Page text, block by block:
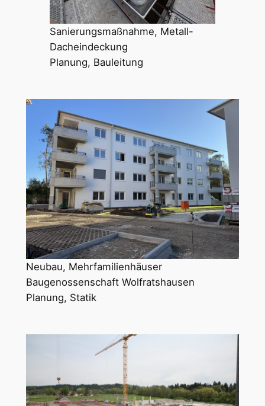
Sanierungsmaßnahme, Metall-
Dacheindeckung
Planung, Bauleitung
Neubau, Mehrfamilienhäuser
Baugenossenschaft Wolfratshausen
Planung, Statik